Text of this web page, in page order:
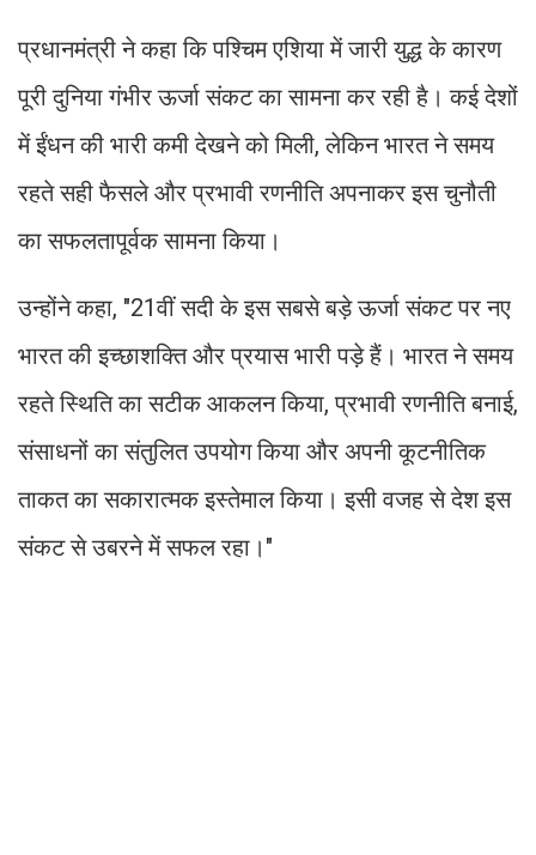
प्रधानमंत्री ने कहा कि पश्चिम एशिया में जारी युद्ध के कारण
पूरी दुनिया गंभीर ऊर्जा संकट का सामना कर रही है। कई देशों
में ईंधन की भारी कमी देखने को मिली, लेकिन भारत ने समय
रहते सही फैसले और प्रभावी रणनीति अपनाकर इस चुनौती
का सफलतापूर्वक सामना किया।
उन्होंने कहा, "21वीं सदी के इस सबसे बड़े ऊर्जा संकट पर नए
भारत की इच्छाशक्ति और प्रयास भारी पड़े हैं। भारत ने समय
रहते स्थिति का सटीक आकलन किया, प्रभावी रणनीति बनाई,
संसाधनों का संतुलित उपयोग किया और अपनी कूटनीतिक
ताकत का सकारात्मक इस्तेमाल किया। इसी वजह से देश इस
संकट से उबरने में सफल रहा।"